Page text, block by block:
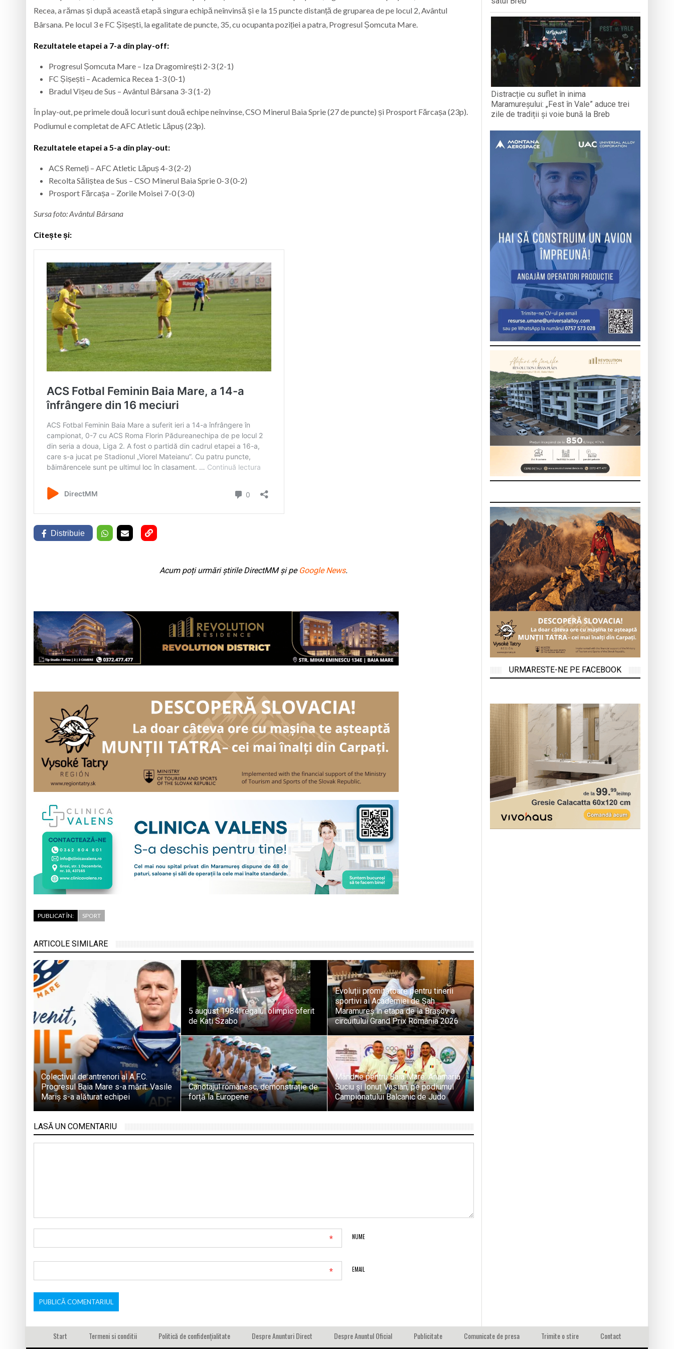
Recea, a rămas și după această etapă singura echipă neînvinsă și e la 15 puncte distanță de gruparea de pe locul 2, Avântul
Bârsana. Pe locul 3 e FC Șișești, la egalitate de puncte, 35, cu ocupanta poziției a patra, Progresul Șomcuta Mare.
Rezultatele etapei a 7-a din play-off:
Progresul Șomcuta Mare – Iza Dragomirești 2-3 (2-1)
FC Șișești – Academica Recea 1-3 (0-1)
Bradul Vișeu de Sus – Avântul Bârsana 3-3 (1-2)
În play-out, pe primele două locuri sunt două echipe neînvinse, CSO Minerul Baia Sprie (27 de puncte) și Prosport Fărcașa (23p).
Podiumul e completat de AFC Atletic Lăpuș (23p).
Rezultatele etapei a 5-a din play-out:
ACS Remeți – AFC Atletic Lăpuș 4-3 (2-2)
Recolta Săliștea de Sus – CSO Minerul Baia Sprie 0-3 (0-2)
Prosport Fărcașa – Zorile Moisei 7-0 (3-0)
Sursa foto: Avântul Bârsana
Citește și:
Distribuie
Acum poți urmări știrile DirectMM și pe Google News.
PUBLICAT ÎN: SPORT
ARTICOLE SIMILARE
Colectivul de antrenori al A.F.C.
Progresul Baia Mare s-a mărit: Vasile
Mariș s-a alăturat echipei
5 august 1984: regalul olimpic oferit
de Kati Szabo
Evoluții promițătoare pentru tinerii
sportivi ai Academiei de Șah
Maramureș în etapa de la Brașov a
circuitului Grand Prix România 2026
Canotajul românesc, demonstrație de
forță la Europene
Mândrie pentru Baia Mare: Anamaria
Suciu și Ionuț Vasian, pe podiumul
Campionatului Balcanic de Judo
LASĂ UN COMENTARIU
NUME
*
EMAIL
*
Distracție cu suflet în inima
Maramureșului: „Fest în Vale” aduce trei
zile de tradiții și voie bună la Breb
URMARESTE-NE PE FACEBOOK
Start Termeni si conditii Politică de confidențialitate Despre Anunturi Direct Despre Anuntul Oficial Publicitate Comunicate de presa Trimite o stire Contact